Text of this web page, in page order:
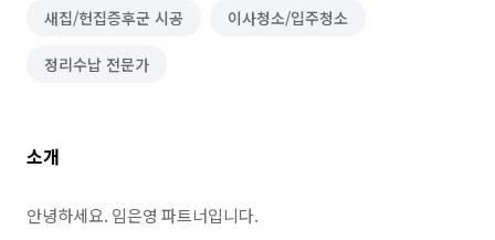
새집/헌집증후군 시공 이사청소/입주청소
정리수납 전문가
소개
안녕하세요. 임은영 파트너입니다.